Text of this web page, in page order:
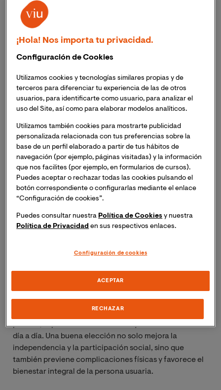
El próximo
martes 16 de junio de 2026 a las 20:00h
(hora peninsular de España),13:00h(hora Colombia,
Ecuador y Perú), elMáster Universitario en
Internacional de Valencia (VIU) te invita a la
Masterclass Online: “La silla de ruedas capacita: la
importancia de hacer una buena elección”.Se trata
de una masterclass online que se impartirá a través de
Blackboard.
Si deseas asistir, inscríbete y recibirás un enlace para
acceder a la sesión el mismo día del evento.
aspecto fundamental para la calidad de vida, la
medular (LM). En esta charla, una fisioterapeuta
valoración individualizada antes de escoger una silla,
teniendo en cuenta factores como la movilidad, la
postura, la prevención de lesiones y las necesidades del
día a día. Una buena elección no solo mejora la
independencia y la participación social, sino que
también previene complicaciones físicas y favorece el
bienestar integral de la persona usuaria.
¡Hola! Nos importa tu privacidad.
Configuración de Cookies
Utilizamos cookies y tecnologías similares propias y de
terceros para diferenciar tu experiencia de las de otros
usuarios, para identificarte como usuario, para analizar el
uso del Site, así como para elaborar modelos analíticos.
Utilizamos también cookies para mostrarte publicidad
personalizada relacionada con tus preferencias sobre la
base de un perfil elaborado a partir de tus hábitos de
navegación (por ejemplo, páginas visitadas) y la información
que nos facilites (por ejemplo, en formularios de cursos).
Puedes aceptar o rechazar todas las cookies pulsando el
botón correspondiente o configurarlas mediante el enlace
“Configuración de cookies”.
Puedes consultar nuestra Política de Cookies y nuestra
Política de Privacidad en sus respectivos enlaces.
Configuración de cookies
RECHAZAR
ACEPTAR